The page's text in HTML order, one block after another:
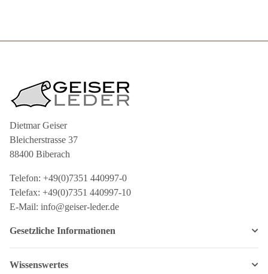
Dietmar Geiser
Bleicherstrasse 37
88400 Biberach
Telefon: +49(0)7351 440997-0
Telefax: +49(0)7351 440997-10
E-Mail: info@geiser-leder.de
Gesetzliche Informationen
Wissenswertes